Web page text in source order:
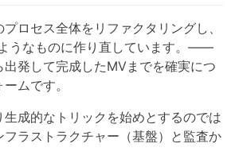
ロセス全体をリファクタリングし、
うなものに作り直しています。——
発して完成したMVまでを確実につ
ムです。
生成的なトリックを始めとするのでは
フラストラクチャー（基盤）と監査か